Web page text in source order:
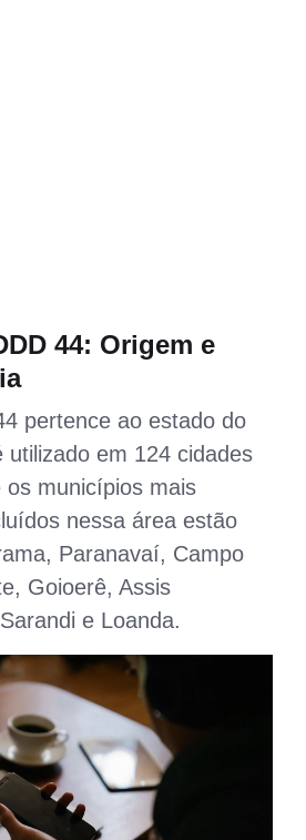
44: Origem e
pertence ao estado do
utilizado em 124 cidades
municípios mais
nessa área estão
Paranavaí, Campo
Goioerê, Assis
e Loanda.